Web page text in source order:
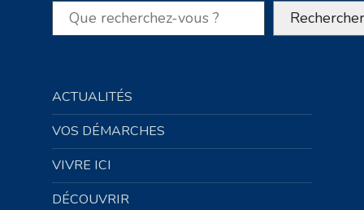
Rechercher Rechercher
ACTUALITÉS
VOS DÉMARCHES
VIVRE ICI
DÉCOUVRIR